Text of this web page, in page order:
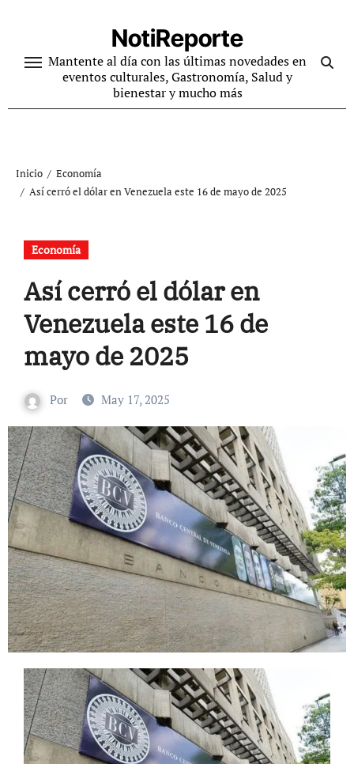
contenido
NotiReporte
Mantente al día con las últimas novedades en
eventos culturales, Gastronomía, Salud y
bienestar y mucho más
Inicio
Economía
Así cerró el dólar en Venezuela este 16 de mayo de 2025
Economía
Así cerró el dólar en
Venezuela este 16 de
mayo de 2025
Por May 17, 2025